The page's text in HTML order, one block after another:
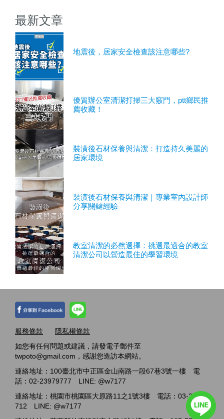
最新文章
地震後，居家安全檢查該注意哪些?
優質辦公室清潔打掃三大竅門，ptt鄉民推
薦收藏！
裝潢後石材保養與清潔：打造持久美麗的
居家環境
裝潢後石材保養與清潔｜專業室內設計師
分享關鍵經驗
教室清潔的必然選擇：挑選最適合的教室
清潔公司以營造最佳的學習環境
服務條款
隱私權條款
如您有任何問題或建議，請發電子郵件至
twpoto@gmail.com，感謝您造訪本網站。
連絡地址：100臺北市中正區金山南路一段67巷3號一樓 電
話：02-23979777 LINE: @w7177
連絡地址：桃園市桃園區大原路11之1號3樓 電話：03-2717-
712 LINE: @w7177